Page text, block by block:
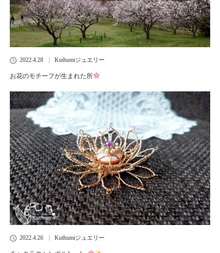
2022.4.28 Kuthumiジュエリー
お花のモチーフが生まれた所
2022.4.26 Kuthumiジュエリー